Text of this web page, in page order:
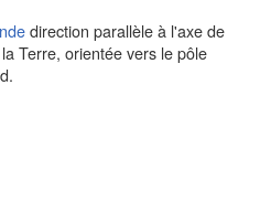
direction parallèle à l'axe de
Terre, orientée vers le pôle